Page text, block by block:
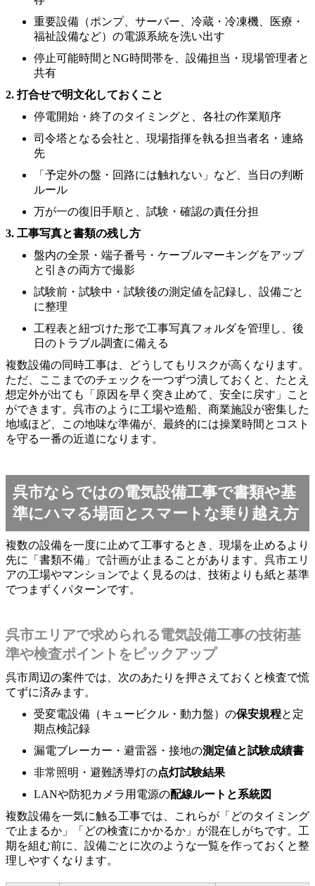
重要設備（ポンプ、サーバー、冷蔵・冷凍機、医療・
福祉設備など）の電源系統を洗い出す
停止可能時間とNG時間帯を、設備担当・現場管理者と
共有
2. 打合せで明文化しておくこと
停電開始・終了のタイミングと、各社の作業順序
司令塔となる会社と、現場指揮を執る担当者名・連絡
先
「予定外の盤・回路には触れない」など、当日の判断
ルール
万が一の復旧手順と、試験・確認の責任分担
3. 工事写真と書類の残し方
盤内の全景・端子番号・ケーブルマーキングをアップ
と引きの両方で撮影
試験前・試験中・試験後の測定値を記録し、設備ごと
に整理
工程表と紐づけた形で工事写真フォルダを管理し、後
日のトラブル調査に備える
複数設備の同時工事は、どうしてもリスクが高くなります。
ただ、ここまでのチェックを一つずつ潰しておくと、たとえ
想定外が出ても「原因を早く突き止めて、安全に戻す」こと
ができます。呉市のように工場や造船、商業施設が密集した
地域ほど、この地味な準備が、最終的には操業時間とコスト
を守る一番の近道になります。
呉市ならではの電気設備工事で書類や基
準にハマる場面とスマートな乗り越え方
複数の設備を一度に止めて工事するとき、現場を止めるより
先に「書類不備」で計画が止まることがあります。呉市エリ
アの工場やマンションでよく見るのは、技術よりも紙と基準
でつまずくパターンです。
呉市エリアで求められる電気設備工事の技術基
準や検査ポイントをピックアップ
呉市周辺の案件では、次のあたりを押さえておくと検査で慌
てずに済みます。
受変電設備（キュービクル・動力盤）の保安規程と定
期点検記録
漏電ブレーカー・避雷器・接地の測定値と試験成績書
非常照明・避難誘導灯の点灯試験結果
LANや防犯カメラ用電源の配線ルートと系統図
複数設備を一気に触る工事では、これらが「どのタイミング
で止まるか」「どの検査にかかるか」が混在しがちです。工
期を組む前に、設備ごとに次のような一覧を作っておくと整
理しやすくなります。